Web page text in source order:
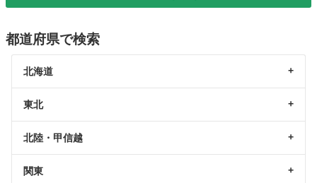
都道府県で検索
北海道
東北
北陸・甲信越
関東